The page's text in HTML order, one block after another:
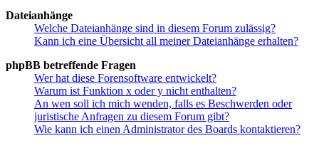
Dateianhänge
Welche Dateianhänge sind in diesem Forum zulässig?
Kann ich eine Übersicht all meiner Dateianhänge erhalten?
phpBB betreffende Fragen
Wer hat diese Forensoftware entwickelt?
Warum ist Funktion x oder y nicht enthalten?
An wen soll ich mich wenden, falls es Beschwerden oder
juristische Anfragen zu diesem Forum gibt?
Wie kann ich einen Administrator des Boards kontaktieren?